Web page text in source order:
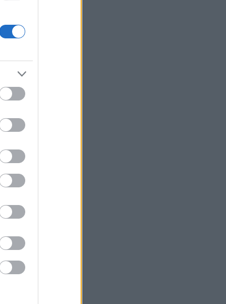
αλλά διατηρεί τον ετήσιο στόχο
Χρηματιστήριο: Επιφυλακτικές
Τράπεζα Πειραιώς: «Ταύρος» η Citi -
ΣΤΑΣΥ: Στο 98% η ολοκλήρωση της
αντικατάστασης σιδηροτροχιών στις
Ευρωαγορές: Θετικά πρόσημα στα
Πάνω από 1.500 έλεγχοι σε 300
τεχνολογίες στη «μάχη»
Χωροταξικό για τον Τουρισμό:
και βιώσιμη ανάπτυξη
δεν αναρτώνται - Υποχρεωτική από 1η
Οκτωβρίου η δημοσίευση